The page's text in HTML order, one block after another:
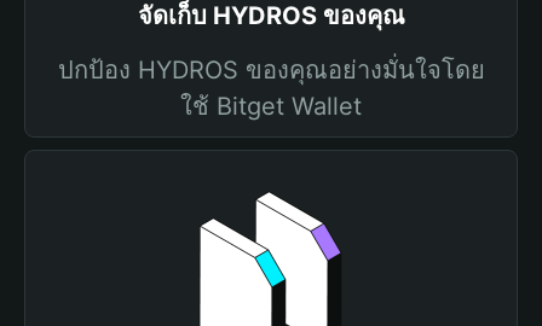
จัดเก็บ HYDROS ของคุณ
ปกป้อง HYDROS ของคุณอย่างมั่นใจโดย
ใช้ Bitget Wallet